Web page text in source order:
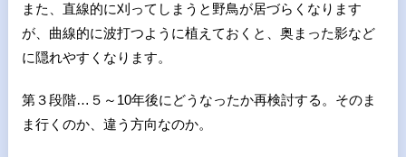
また、直線的に刈ってしまうと野鳥が居づらくなります
が、曲線的に波打つように植えておくと、奥まった影など
に隠れやすくなります。
第３段階…５～10年後にどうなったか再検討する。そのま
ま行くのか、違う方向なのか。